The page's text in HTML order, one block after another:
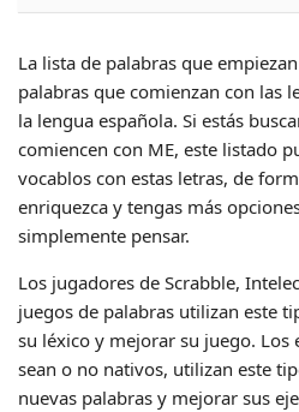
La lista de palabras que
palabras que comienzan con las
la lengua española. Si estás
comiencen con ME, este listado
vocablos con estas letras, de
enriquezca y tengas más
simplemente pensar.
Los jugadores de Scrabble,
juegos de palabras utilizan este
su léxico y mejorar su juego. Los
sean o no nativos, utilizan este
nuevas palabras y mejorar sus